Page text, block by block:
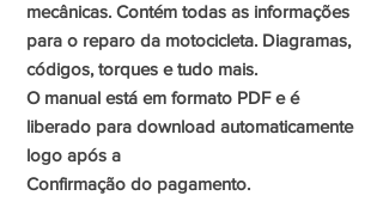
mecânicas. Contém todas as informações
para o reparo da motocicleta. Diagramas,
códigos, torques e tudo mais.
O manual está em formato PDF e é
liberado para download automaticamente
logo após a
Confirmação do pagamento.